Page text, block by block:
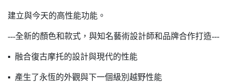
建立與今天的高性能功能。
---全新的顏色和款式，與知名藝術設計師和品牌合作打造---
▪ 融合復古摩托的設計與現代的性能
▪ 產生了永恆的外觀與下一個級別越野性能